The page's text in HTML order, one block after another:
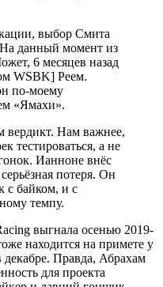
выбор Смита
данный момент из
6 месяцев назад
WSBK] Реем.
по-моему
«Ямахи».
вердикт. Нам важнее,
тестироваться, а не
Ианноне внёс
потеря. Он
с байком, и с
темпу.
выгнала осенью 2019-
находится на примете у
Правда, Абрахам
для проекта